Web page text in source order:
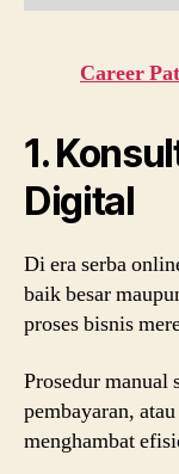
Career
1.
Digital
Di era serba
baik besar
proses bisnis
Prosedur manual
pembayaran,
menghambat